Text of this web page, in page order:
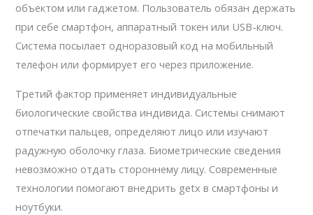
объектом или гаджетом. Пользователь обязан держать
при себе смартфон, аппаратный токен или USB-ключ.
Система посылает одноразовый код на мобильный
телефон или формирует его через приложение.
Третий фактор применяет индивидуальные
биологические свойства индивида. Системы снимают
отпечатки пальцев, определяют лицо или изучают
радужную оболочку глаза. Биометрические сведения
невозможно отдать стороннему лицу. Современные
технологии помогают внедрить getx в смартфоны и
ноутбуки.